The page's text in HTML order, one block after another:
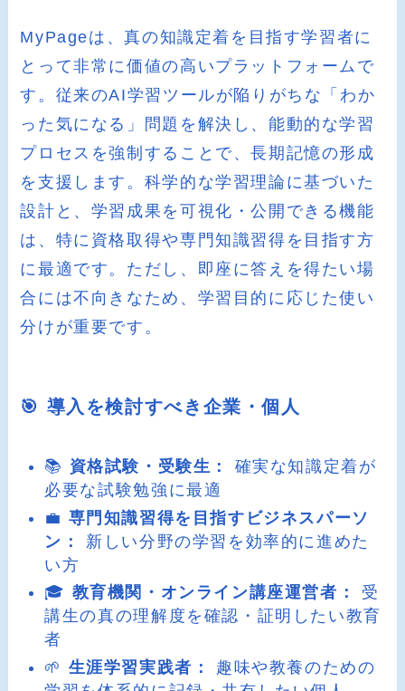
MyPageは、真の知識定着を目指す学習者に
とって非常に価値の高いプラットフォームで
す。従来のAI学習ツールが陥りがちな「わか
った気になる」問題を解決し、能動的な学習
プロセスを強制することで、長期記憶の形成
を支援します。科学的な学習理論に基づいた
設計と、学習成果を可視化・公開できる機能
は、特に資格取得や専門知識習得を目指す方
に最適です。ただし、即座に答えを得たい場
合には不向きなため、学習目的に応じた使い
分けが重要です。
🎯 導入を検討すべき企業・個人
📚 資格試験・受験生：
確実な知識定着が
必要な試験勉強に最適
💼 専門知識習得を目指すビジネスパーソ
ン：
新しい分野の学習を効率的に進めた
い方
🎓 教育機関・オンライン講座運営者：
受
講生の真の理解度を確認・証明したい教育
者
🌱 生涯学習実践者：
趣味や教養のための